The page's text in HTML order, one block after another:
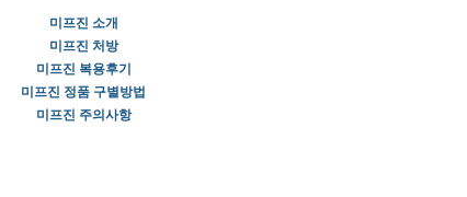
미프진 소개
미프진 처방
미프진 복용후기
미프진 정품 구별방법
미프진 주의사항